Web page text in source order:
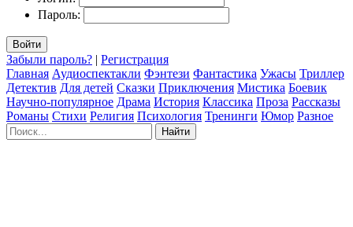
Пароль:
Войти
Забыли пароль? | Регистрация
Главная Аудиоспектакли Фэнтези Фантастика Ужасы Триллер
Детектив Для детей Сказки Приключения Мистика Боевик
Научно-популярное Драма История Классика Проза Рассказы
Романы Стихи Религия Психология Тренинги Юмор Разное
Найти